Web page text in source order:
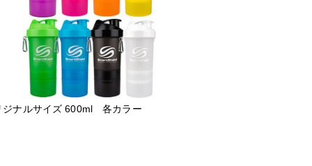
ジナルサイズ 600ml 各カラー